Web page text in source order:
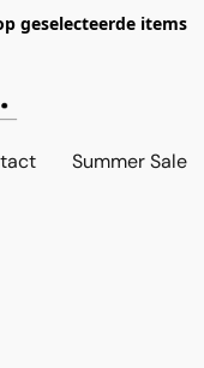
geselecteerde items
Summer Sale